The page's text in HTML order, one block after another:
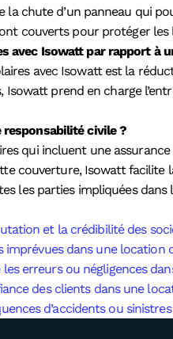
chute d’un panneau qui
couverts pour protéger
avec Isowatt par rapport à
avec Isowatt est la
Isowatt prend en charge
civile ?
qui incluent une
couverture, Isowatt
les parties impliquées dans
et la crédibilité des
dans une location
erreurs ou négligences
des clients dans une
d’accidents ou